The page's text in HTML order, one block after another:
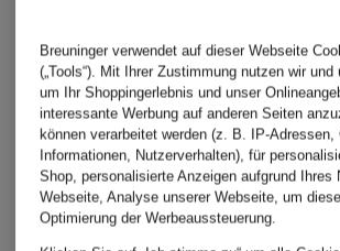
Breuninger verwendet auf dieser Webseite
(„Tools“). Mit Ihrer Zustimmung nutzen wir
um Ihr Shoppingerlebnis und unser
interessante Werbung auf anderen Seiten
können verarbeitet werden (z. B. IP-
Informationen, Nutzerverhalten), für
Shop, personalisierte Anzeigen aufgrund
Webseite, Analyse unserer Webseite, um
Optimierung der Werbeaussteuerung.